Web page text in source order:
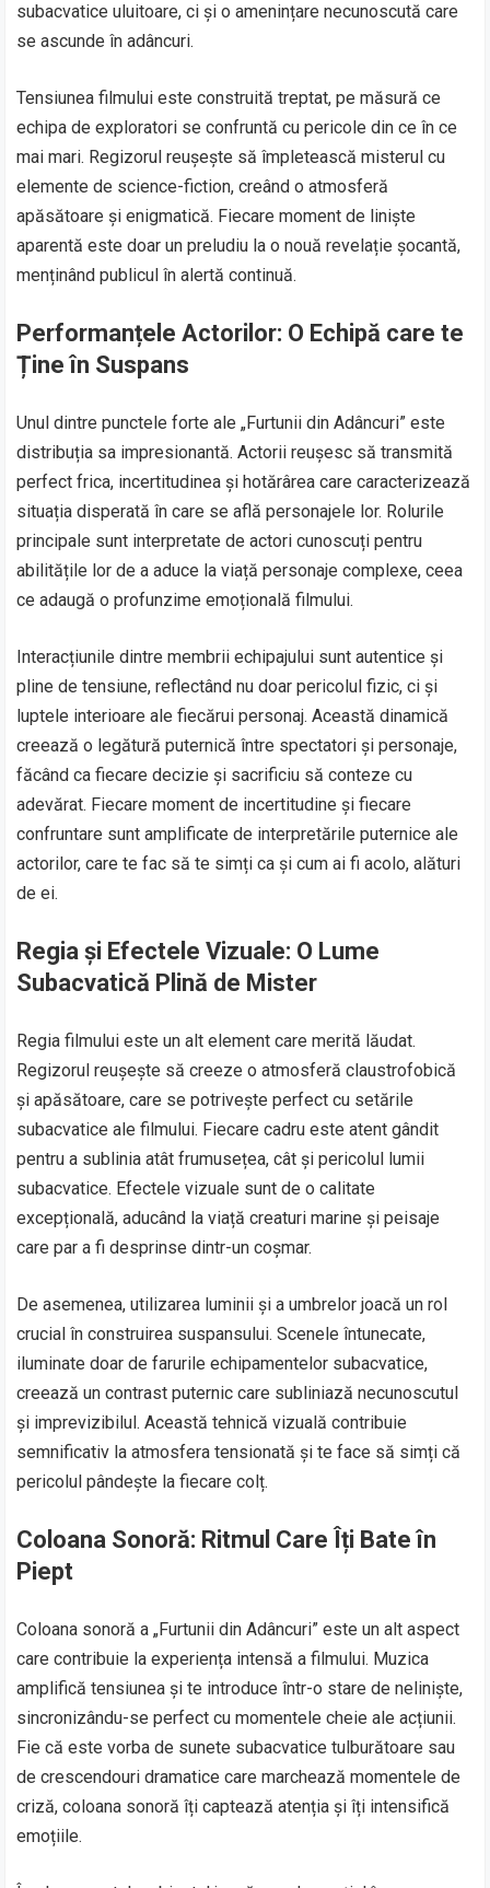
subacvatice uluitoare, ci și o amenințare necunoscută care
se ascunde în adâncuri.
Tensiunea filmului este construită treptat, pe măsură ce
echipa de exploratori se confruntă cu pericole din ce în ce
mai mari. Regizorul reușește să împletească misterul cu
elemente de science-fiction, creând o atmosferă
apăsătoare și enigmatică. Fiecare moment de liniște
aparentă este doar un preludiu la o nouă revelație șocantă,
menținând publicul în alertă continuă.
Performanțele Actorilor: O Echipă care te
Ține în Suspans
Unul dintre punctele forte ale „Furtunii din Adâncuri” este
distribuția sa impresionantă. Actorii reușesc să transmită
perfect frica, incertitudinea și hotărârea care caracterizează
situația disperată în care se află personajele lor. Rolurile
principale sunt interpretate de actori cunoscuți pentru
abilitățile lor de a aduce la viață personaje complexe, ceea
ce adaugă o profunzime emoțională filmului.
Interacțiunile dintre membrii echipajului sunt autentice și
pline de tensiune, reflectând nu doar pericolul fizic, ci și
luptele interioare ale fiecărui personaj. Această dinamică
creează o legătură puternică între spectatori și personaje,
făcând ca fiecare decizie și sacrificiu să conteze cu
adevărat. Fiecare moment de incertitudine și fiecare
confruntare sunt amplificate de interpretările puternice ale
actorilor, care te fac să te simți ca și cum ai fi acolo, alături
de ei.
Regia și Efectele Vizuale: O Lume
Subacvatică Plină de Mister
Regia filmului este un alt element care merită lăudat.
Regizorul reușește să creeze o atmosferă claustrofobică
și apăsătoare, care se potrivește perfect cu setările
subacvatice ale filmului. Fiecare cadru este atent gândit
pentru a sublinia atât frumusețea, cât și pericolul lumii
subacvatice. Efectele vizuale sunt de o calitate
excepțională, aducând la viață creaturi marine și peisaje
care par a fi desprinse dintr-un coșmar.
De asemenea, utilizarea luminii și a umbrelor joacă un rol
crucial în construirea suspansului. Scenele întunecate,
iluminate doar de farurile echipamentelor subacvatice,
creează un contrast puternic care subliniază necunoscutul
și imprevizibilul. Această tehnică vizuală contribuie
semnificativ la atmosfera tensionată și te face să simți că
pericolul pândește la fiecare colț.
Coloana Sonoră: Ritmul Care Îți Bate în
Piept
Coloana sonoră a „Furtunii din Adâncuri” este un alt aspect
care contribuie la experiența intensă a filmului. Muzica
amplifică tensiunea și te introduce într-o stare de neliniște,
sincronizându-se perfect cu momentele cheie ale acțiunii.
Fie că este vorba de sunete subacvatice tulburătoare sau
de crescendouri dramatice care marchează momentele de
criză, coloana sonoră îți captează atenția și îți intensifică
emoțiile.